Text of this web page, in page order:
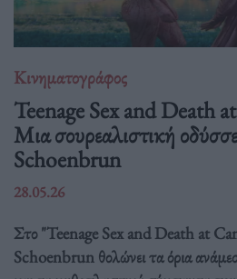
Κινηματογράφος
Teenage Sex and Death
Μια σουρεαλιστική
Schoenbrun
28.05.26
Στο "Teenage Sex and Death at
Schoenbrun θολώνει τα όρια